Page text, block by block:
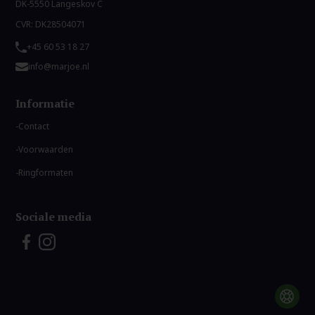
DK-5550 Langeskov C
CVR: DK28504071
+45 60 53 18 27
info@marjoe.nl
Informatie
Contact
Voorwaarden
Ringformaten
Sociale media